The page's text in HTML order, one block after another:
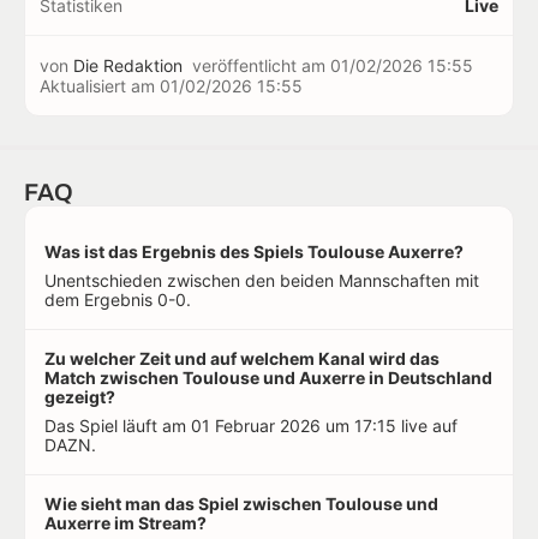
Statistiken Live
von Die Redaktion veröffentlicht am 01/02/2026 15:55
Aktualisiert am 01/02/2026 15:55
FAQ
Was ist das Ergebnis des Spiels Toulouse Auxerre?
Unentschieden zwischen den beiden Mannschaften mit
dem Ergebnis 0-0.
Zu welcher Zeit und auf welchem Kanal wird das
Match zwischen Toulouse und Auxerre in Deutschland
gezeigt?
Das Spiel läuft am 01 Februar 2026 um 17:15 live auf
DAZN.
Wie sieht man das Spiel zwischen Toulouse und
Auxerre im Stream?